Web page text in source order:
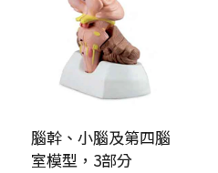
腦幹、小腦及第四腦
室模型，3部分